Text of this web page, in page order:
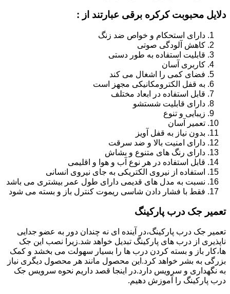
دلایل محبوبت کرکره برقی عبارتند از :
دارای استحکام و خواص ضد زنگ
کاهش آلودگی صوتی
قابلیت استفاده به طور دستی
کاربری آسان
فضای کمی را اشغال می کند
به قفل الکترومکانیکی مجهز است
قابل استفاده در ابعاد مختلف
دارای قابلیت شستشو
زیبایی و تنوع
تعمیر آسان
بدون نیاز به قفل آویز
دارای امنیت بالا و ضد سرقت
دارای رنگ های متنوع و بشاش
قابل استفاده در هر نوع آب و هوا و اقلیمی
استفاده از نیروی الکتریکی به جای نیروی انسانی
نسبت به مدل های قدیمی دارای طول عمر بیشتری می باشد
فقط با فشار دادن شاسی ریموت کنترل باز و بسته می شود
تعمیر جک درب پارکینگ
تعمیر جک درب پارکینگ،در آینده ای نه چندان دور به عضو جدایی
ناپذیری از درب های پارکینگ تبدیل خواهد شد.زیرا نصب این جک
ها،کار باز و بسته کردن درب ها را بسیار سهولت می بخشد و کمک
بزرگی به بشر خواهد کرد.این محصول مانند هر محصول دیگری نیاز
به نگهداری و سرویس دارد.در اینجا قصد داریم نحوه سرویس جک
درب پارکینگ را آموزش دهیم.